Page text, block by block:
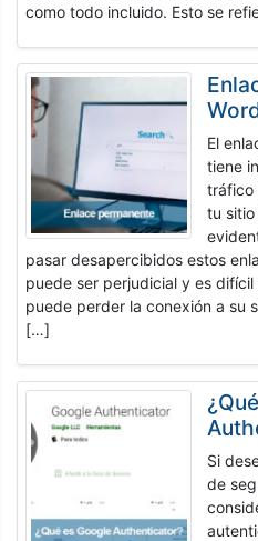
como todo incluido. Esto se
El
tiene
tráfico
tu sitio
pasar desapercibidos estos
puede ser perjudicial y es
puede perder la conexión a su
[…]
Si
de